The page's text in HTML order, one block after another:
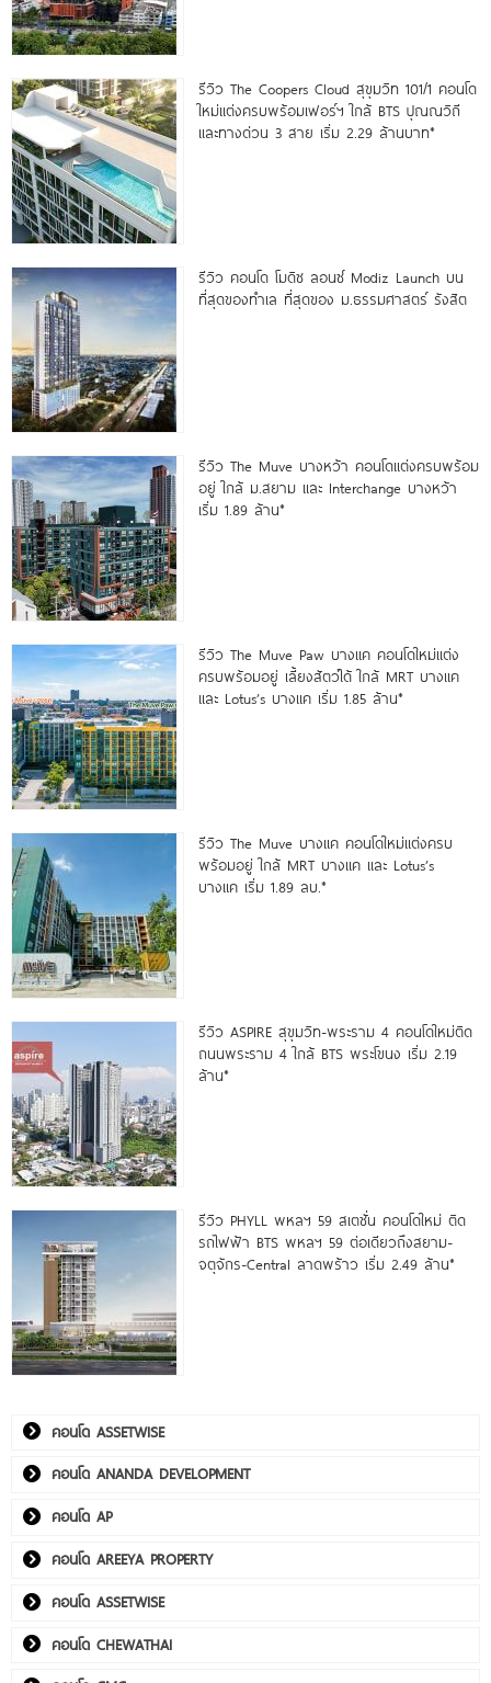
รีวิว The Coopers Cloud สุขุมวิท 101/1 คอนโด
ใหม่แต่งครบพร้อมเฟอร์ฯ ใกล้ BTS ปุณณวิถี
และทางด่วน 3 สาย เริ่ม 2.29 ล้านบาท*
รีวิว คอนโด โมดิซ ลอนซ์ Modiz Launch บน
ที่สุดของทำเล ที่สุดของ ม.ธรรมศาสตร์ รังสิต
รีวิว The Muve บางหว้า คอนโดแต่งครบพร้อม
อยู่ ใกล้ ม.สยาม และ Interchange บางหว้า
เริ่ม 1.89 ล้าน*
รีวิว The Muve Paw บางแค คอนโดใหม่แต่ง
ครบพร้อมอยู่ เลี้ยงสัตว์ได้ ใกล้ MRT บางแค
และ Lotus’s บางแค เริ่ม 1.85 ล้าน*
รีวิว The Muve บางแค คอนโดใหม่แต่งครบ
พร้อมอยู่ ใกล้ MRT บางแค และ Lotus’s
บางแค เริ่ม 1.89 ลบ.*
รีวิว ASPIRE สุขุมวิท-พระราม 4 คอนโดใหม่ติด
ถนนพระราม 4 ใกล้ BTS พระโขนง เริ่ม 2.19
ล้าน*
รีวิว PHYLL พหลฯ 59 สเตชั่น คอนโดใหม่ ติด
รถไฟฟ้า BTS พหลฯ 59 ต่อเดียวถึงสยาม-
จตุจักร-Central ลาดพร้าว เริ่ม 2.49 ล้าน*
คอนโด ASSETWISE
คอนโด ANANDA DEVELOPMENT
คอนโด AP
คอนโด AREEYA PROPERTY
คอนโด ASSETWISE
คอนโด CHEWATHAI